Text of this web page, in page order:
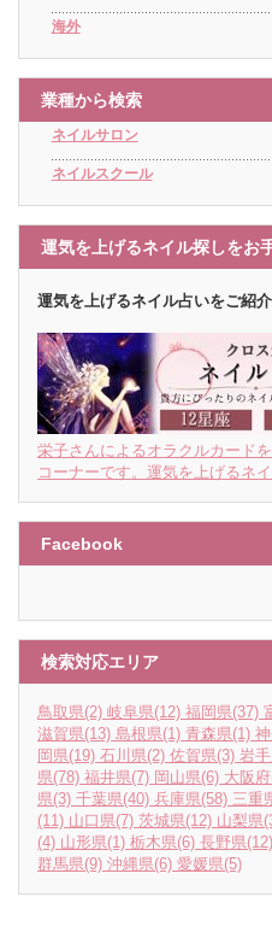
海外
業種から検索
ネイルサロン
ネイルスクール
運気を上げるネイル探しをお
運気を上げるネイル占いをご紹介
栄子さんによるオラクルカード
コーナーです。運気を上げるネ
Facebook
検索対応エリア
鳥取県(2) 岐阜県(12) 福岡県(37)
滋賀県(13) 島根県(1) 青森県(1)
岡県(19) 石川県(2) 佐賀県(3) 岩
県(78) 福井県(7) 岡山県(6) 大阪府
県(3) 千葉県(40) 兵庫県(58) 三重
(11) 山口県(7) 茨城県(12) 山梨県
(4) 山形県(1) 栃木県(6) 長野県(12)
群馬県(9) 沖縄県(6) 愛媛県(5)